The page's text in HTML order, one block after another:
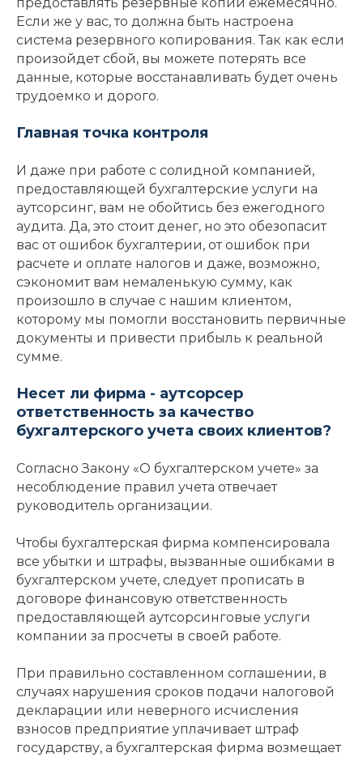
предоставлять резервные копии ежемесячно.
Если же у вас, то должна быть настроена
система резервного копирования. Так как если
произойдет сбой, вы можете потерять все
данные, которые восстанавливать будет очень
трудоемко и дорого.
Главная точка контроля
И даже при работе с солидной компанией,
предоставляющей бухгалтерские услуги на
аутсорсинг, вам не обойтись без ежегодного
аудита. Да, это стоит денег, но это обезопасит
вас от ошибок бухгалтерии, от ошибок при
расчете и оплате налогов и даже, возможно,
сэкономит вам немаленькую сумму, как
произошло в случае с нашим клиентом,
которому мы помогли восстановить первичные
документы и привести прибыль к реальной
сумме.
Несет ли фирма - аутсорсер
ответственность за качество
бухгалтерского учета своих клиентов?
Согласно Закону «О бухгалтерском учете» за
несоблюдение правил учета отвечает
руководитель организации.
Чтобы бухгалтерская фирма компенсировала
все убытки и штрафы, вызванные ошибками в
бухгалтерском учете, следует прописать в
договоре финансовую ответственность
предоставляющей аутсорсинговые услуги
компании за просчеты в своей работе.
При правильно составленном соглашении, в
случаях нарушения сроков подачи налоговой
декларации или неверного исчисления
взносов предприятие уплачивает штраф
государству, а бухгалтерская фирма возмещает